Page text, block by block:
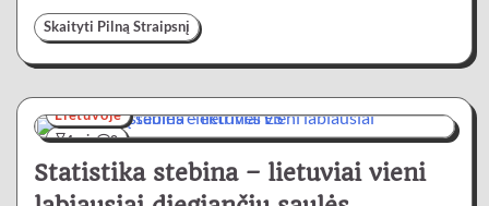
Skaityti Pilną Straipsnį
4 min 0
Lietuvoje
Statistika stebina – lietuviai vieni